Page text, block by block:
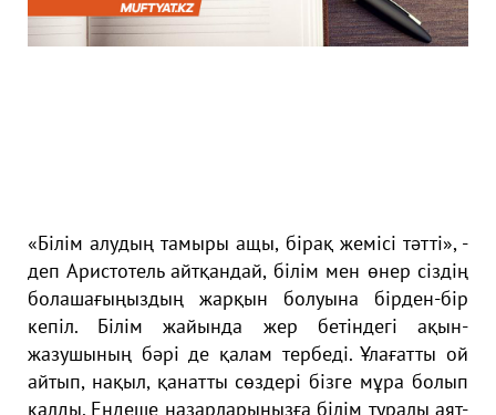
«Білім алудың тамыры ащы, бірақ жемісі тәтті», -
деп Аристотель айтқандай, білім мен өнер сіздің
болашағыңыздың жарқын болуына бірден-бір
кепіл. Білім жайында жер бетіндегі ақын-
жазушының бәрі де қалам тербеді. Ұлағатты ой
айтып, нақыл, қанатты сөздері бізге мұра болып
қалды. Ендеше назарларыңызға білім туралы аят-